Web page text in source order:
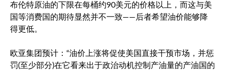
布伦特原油的下限在每桶约90美元的价格以上，而这与美
国等消费国的期待显然并不一致——后者希望油价能够降
得更低。
欧亚集团预计：“油价上涨将促使美国直接干预市场，并惩
罚(至少部分)在它看来出于政治动机控制产油量的产油国的